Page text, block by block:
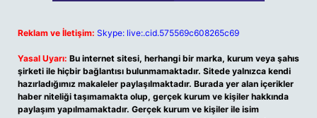
Reklam ve İletişim: Skype: live:.cid.575569c608265c69
Yasal Uyarı: Bu internet sitesi, herhangi bir marka, kurum veya şahıs
şirketi ile hiçbir bağlantısı bulunmamaktadır. Sitede yalnızca kendi
hazırladığımız makaleler paylaşılmaktadır. Burada yer alan içerikler
haber niteliği taşımamakta olup, gerçek kurum ve kişiler hakkında
paylaşım yapılmamaktadır. Gerçek kurum ve kişiler ile isim